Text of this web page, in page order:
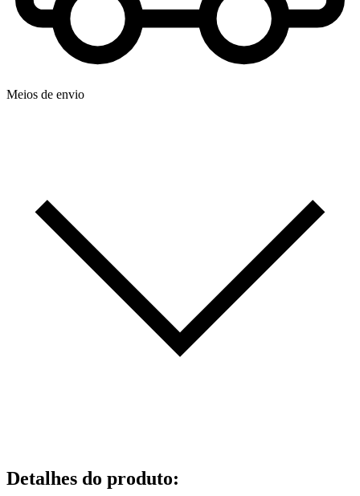
Meios de envio
Detalhes do produto: